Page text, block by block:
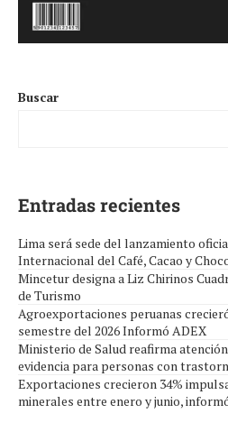
Buscar
Entradas recientes
Lima será sede del lanzamiento
Internacional del Café, Cacao y
Mincetur designa a Liz Chirinos
de Turismo
Agroexportaciones peruanas
semestre del 2026 Informó ADEX
Ministerio de Salud reafirma
evidencia para personas con
Exportaciones crecieron 34%
minerales entre enero y junio,